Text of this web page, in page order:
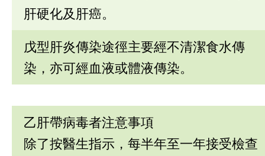
肝硬化及肝癌。
戊型肝炎傳染途徑主要經不清潔食水傳
染，亦可經血液或體液傳染。
乙肝帶病毒者注意事項
除了按醫生指示，每半年至一年接受檢查